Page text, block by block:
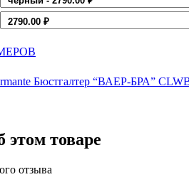
Бюстгалтер “ВАЕР-БРА”
товаре
отзыва